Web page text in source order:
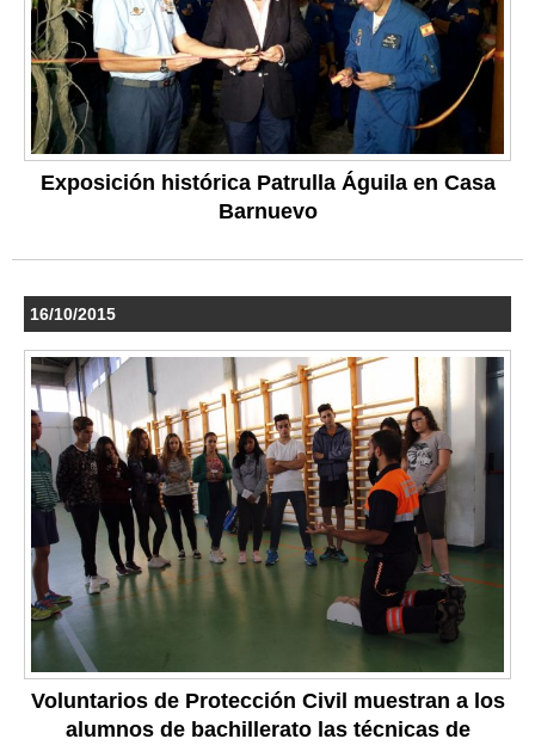
Exposición histórica Patrulla Águila en Casa
Barnuevo
16/10/2015
Voluntarios de Protección Civil muestran a los
alumnos de bachillerato las técnicas de